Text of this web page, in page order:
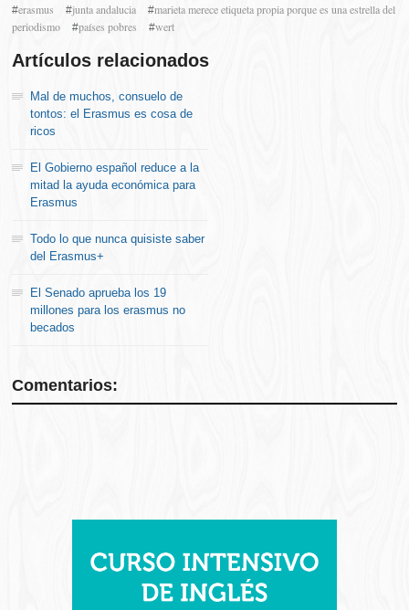
#erasmus #junta andalucia #marieta merece etiqueta propia porque es una estrella del
periodismo
#países pobres #wert
Artículos relacionados
Mal de muchos, consuelo de
tontos: el Erasmus es cosa de
ricos
El Gobierno español reduce a la
mitad la ayuda económica para
Erasmus
Todo lo que nunca quisiste saber
del Erasmus+
El Senado aprueba los 19
millones para los erasmus no
becados
Comentarios: